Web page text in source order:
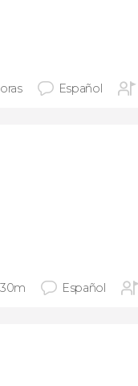
Español
Español